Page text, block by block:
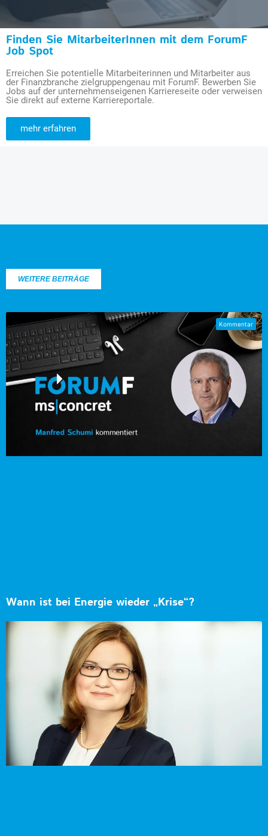
Finden Sie MitarbeiterInnen mit dem ForumF
Job Spot
Erreichen Sie potentielle Mitarbeiterinnen und Mitarbeiter aus
der Finanzbranche zielgruppengenau mit ForumF. Bewerben Sie
Jobs auf der unternehmenseigenen Karriereseite oder verweisen
Sie direkt auf externe Karriereportale.
mehr erfahren
WEITERE BEITRÄGE
Wann ist bei Energie wieder „Krise“?